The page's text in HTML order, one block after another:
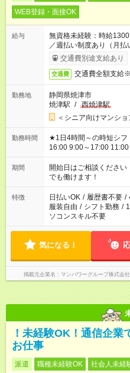
WEB登録・面接OK
給与
無資格未経験：時給
／週払い制度あり（月
了次第のお支払いとなり
交通費別途支給あり
交通費 交通費全額支給
勤務地
静岡県焼津市
焼津駅 / 西焼津駅
＜シニア向けマンショ
勤務時間
★1日4時間～の時短シフトOK ★スタート時間選べま
16:00 9:00～17:00 11:00～
場合、他のお仕事と合
ん ※法令に基づき、週
となります ※労働者派遣
短時間・短期間の就業
期間
開始日はご相談くださ
でも働けます！
特徴 日払いOK / 履歴書不要 /
服装自由 / シフト勤務 /
ソコンスキル不要
気になる！
掲載元企業名 マンパワーグループ株式会
！未経験OK！通信企業
お仕事
派遣 職種未経験OK 社会人未経